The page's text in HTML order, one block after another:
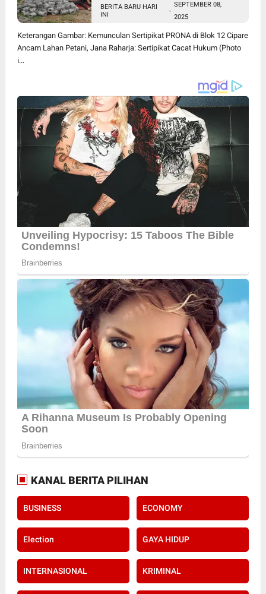
Cacat Hukum
BERITA BARU HARI
INI
-
SEPTEMBER 08,
2025
Keterangan Gambar: Kemunculan Sertipikat PRONA di Blok 12 Cipare
Ancam Lahan Petani, Jana Raharja: Sertipikat Cacat Hukum (Photo
i...
KANAL BERITA PILIHAN
BUSINESS ECONOMY
Election GAYA HIDUP
INTERNASIONAL KRIMINAL